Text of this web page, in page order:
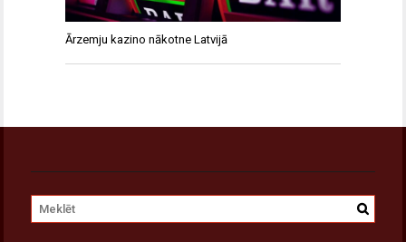
Ārzemju kazino nākotne Latvijā